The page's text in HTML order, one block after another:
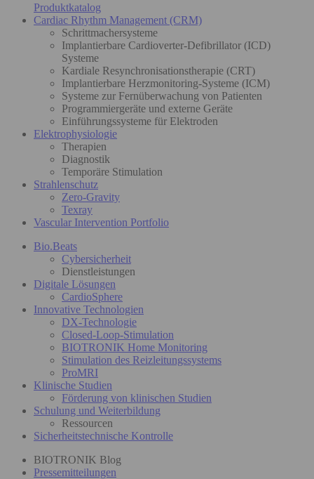
Produktkatalog
Cardiac Rhythm Management (CRM)
Schrittmachersysteme
Implantierbare Cardioverter-Defibrillator (ICD)
Systeme
Kardiale Resynchronisationstherapie (CRT)
Implantierbare Herzmonitoring-Systeme (ICM)
Systeme zur Fernüberwachung von Patienten
Programmiergeräte und externe Geräte
Einführungssysteme für Elektroden
Elektrophysiologie
Therapien
Diagnostik
Temporäre Stimulation
Strahlenschutz
Zero-Gravity
Texray
Vascular Intervention Portfolio
Bio.Beats
Cybersicherheit
Dienstleistungen
Digitale Lösungen
CardioSphere
Innovative Technologien
DX-Technologie
Closed-Loop-Stimulation
BIOTRONIK Home Monitoring
Stimulation des Reizleitungssystems
ProMRI
Klinische Studien
Förderung von klinischen Studien
Schulung und Weiterbildung
Ressourcen
Sicherheitstechnische Kontrolle
BIOTRONIK Blog
Pressemitteilungen